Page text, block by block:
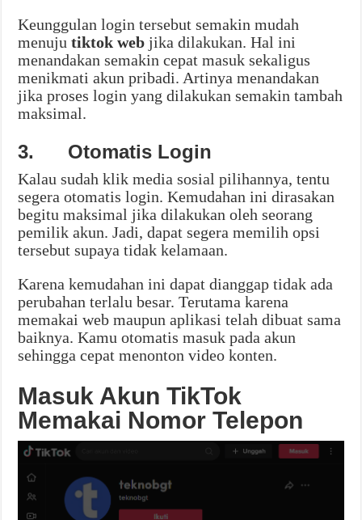
Keunggulan login tersebut semakin mudah
menujutiktok web jika dilakukan. Hal ini
menandakan semakin cepat masuk sekaligus
menikmati akun pribadi. Artinya menandakan
jika proses login yang dilakukan semakin tambah
maksimal.
3. Otomatis Login
Kalau sudah klik media sosial pilihannya, tentu
segera otomatis login. Kemudahan ini dirasakan
begitu maksimal jika dilakukan oleh seorang
pemilik akun. Jadi, dapat segera memilih opsi
tersebut supaya tidak kelamaan.
Karena kemudahan ini dapat dianggap tidak ada
perubahan terlalu besar. Terutama karena
memakai web maupun aplikasi telah dibuat sama
baiknya. Kamu otomatis masuk pada akun
sehingga cepat menonton video konten.
Masuk Akun TikTok
Memakai Nomor Telepon